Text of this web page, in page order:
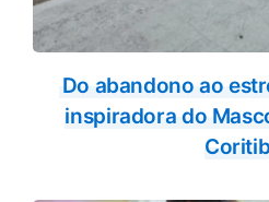
Do abandono ao
inspiradora do